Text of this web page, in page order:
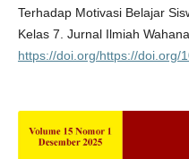
Terhadap Motivasi Belajar
Kelas 7. Jurnal Ilmiah
https://doi.org/https://doi.org/